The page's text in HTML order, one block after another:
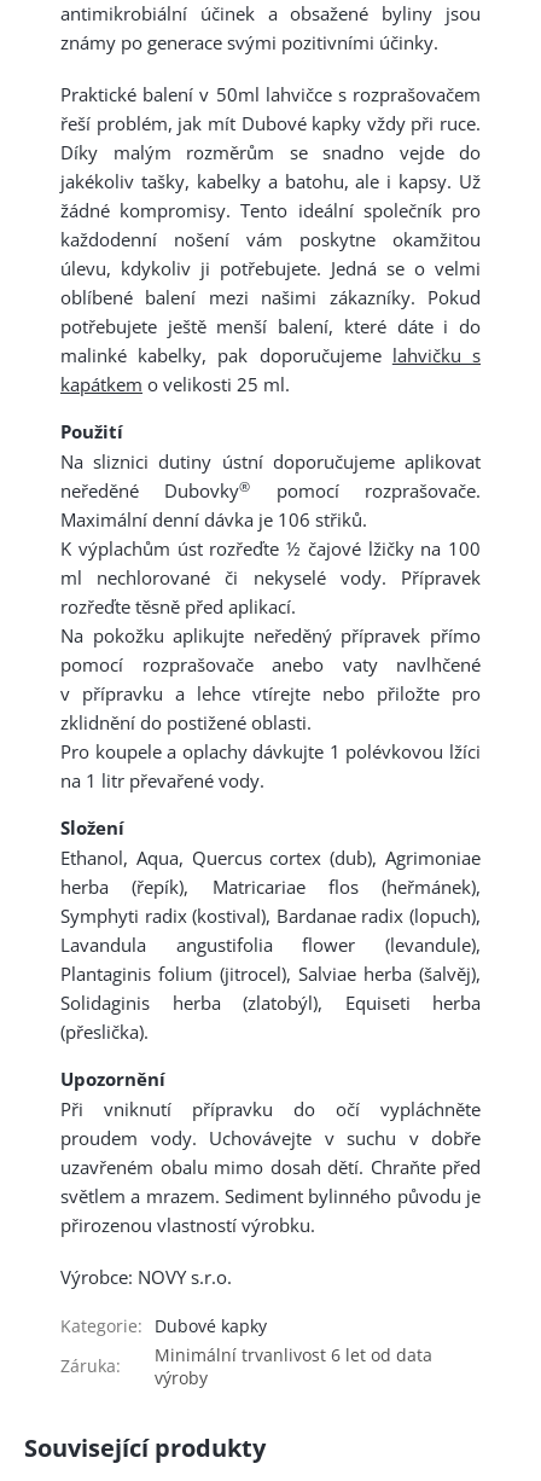
antimikrobiální účinek a obsažené byliny jsou
známy po generace svými pozitivními účinky.
Praktické balení v 50ml lahvičce s rozprašovačem
řeší problém, jak mít Dubové kapky vždy při ruce.
Díky malým rozměrům se snadno vejde do
jakékoliv tašky, kabelky a batohu, ale i kapsy. Už
žádné kompromisy. Tento ideální společník pro
každodenní nošení vám poskytne okamžitou
úlevu, kdykoliv ji potřebujete. Jedná se o velmi
oblíbené balení mezi našimi zákazníky. Pokud
potřebujete ještě menší balení, které dáte i do
malinké kabelky, pak doporučujeme lahvičku s
kapátkem o velikosti 25 ml.
Použití
Na sliznici dutiny ústní doporučujeme aplikovat
neředěné Dubovky®
pomocí rozprašovače.
Maximální denní dávka je 106 střiků.
K výplachům úst rozřeďte ½ čajové lžičky na 100
ml nechlorované či nekyselé vody. Přípravek
rozřeďte těsně před aplikací.
Na pokožku aplikujte neředěný přípravek přímo
pomocí rozprašovače anebo vaty navlhčené
v přípravku a lehce vtírejte nebo přiložte pro
zklidnění do postižené oblasti.
Pro koupele a oplachy dávkujte 1 polévkovou lžíci
na 1 litr převařené vody.
Složení
Ethanol, Aqua, Quercus cortex (dub), Agrimoniae
herba (řepík), Matricariae flos (heřmánek),
Symphyti radix (kostival), Bardanae radix (lopuch),
Lavandula angustifolia flower (levandule),
Plantaginis folium (jitrocel), Salviae herba (šalvěj),
Solidaginis herba (zlatobýl), Equiseti herba
(přeslička).
Upozornění
Při vniknutí přípravku do očí vypláchněte
proudem vody. Uchovávejte v suchu v dobře
uzavřeném obalu mimo dosah dětí. Chraňte před
světlem a mrazem. Sediment bylinného původu je
přirozenou vlastností výrobku.
Výrobce: NOVY s.r.o.
Kategorie:
Dubové kapky
Záruka:
Minimální trvanlivost 6 let od data
výroby
Související produkty